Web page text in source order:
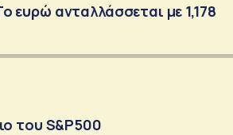
ευρώ ανταλλάσσεται με 1,178
του S&P500